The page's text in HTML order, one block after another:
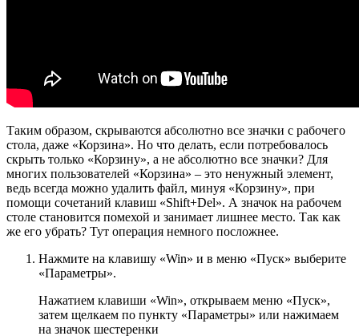
Таким образом, скрываются абсолютно все значки с рабочего
стола, даже «Корзина». Но что делать, если потребовалось
скрыть только «Корзину», а не абсолютно все значки? Для
многих пользователей «Корзина» – это ненужный элемент,
ведь всегда можно удалить файл, минуя «Корзину», при
помощи сочетаний клавиш «Shift+Del». А значок на рабочем
столе становится помехой и занимает лишнее место. Так как
же его убрать? Тут операция немного посложнее.
Нажмите на клавишу «Win» и в меню «Пуск» выберите
«Параметры».
Нажатием клавиши «Win», открываем меню «Пуск»,
затем щелкаем по пункту «Параметры» или нажимаем
на значок шестеренки